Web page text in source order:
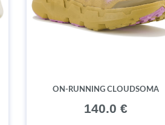
ON-RUNNING CLOUDSOMA
140.0 €